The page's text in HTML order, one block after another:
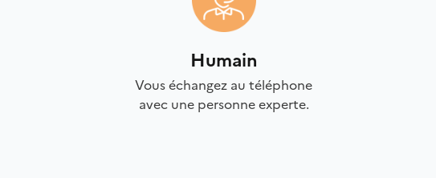
Humain
Vous échangez au téléphone
avec une personne experte.